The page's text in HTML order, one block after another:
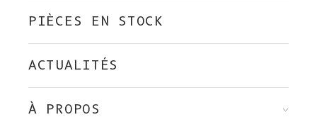
PIÈCES EN STOCK
ACTUALITÉS
À PROPOS